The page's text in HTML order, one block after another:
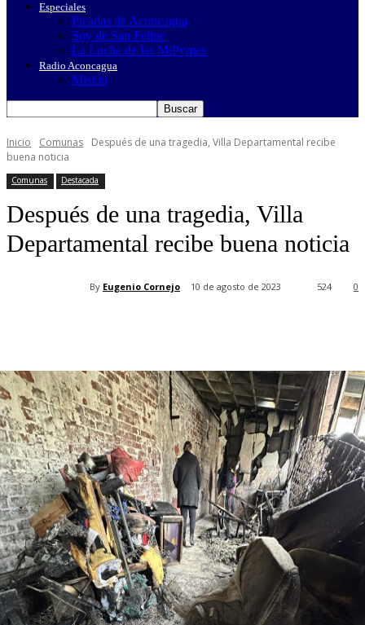
Especiales
Picadas de Aconcagua
Soy de San Felipe
La Lucha de las MiPymes
Radio Aconcagua
Misión
Inicio Comunas
Después de una tragedia, Villa Departamental recibe
buena noticia
Comunas Destacada
Después de una tragedia, Villa
Departamental recibe buena noticia
By Eugenio Cornejo 10 de agosto de 2023 0
524